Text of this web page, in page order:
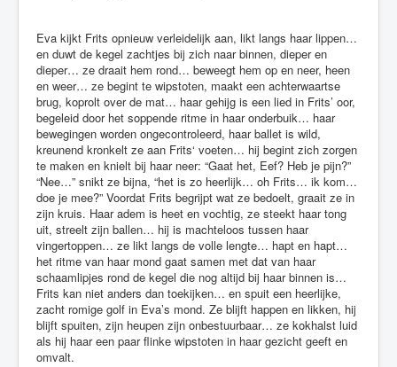
Eva kijkt Frits opnieuw verleidelijk aan, likt langs haar lippen…
en duwt de kegel zachtjes bij zich naar binnen, dieper en
dieper… ze draait hem rond… beweegt hem op en neer, heen
en weer… ze begint te wipstoten, maakt een achterwaartse
brug, koprolt over de mat… haar gehijg is een lied in Frits’ oor,
begeleid door het soppende ritme in haar onderbuik… haar
bewegingen worden ongecontroleerd, haar ballet is wild,
kreunend kronkelt ze aan Frits‘ voeten… hij begint zich zorgen
te maken en knielt bij haar neer: “Gaat het, Eef? Heb je pijn?”
“Nee…” snikt ze bijna, “het is zo heerlijk… oh Frits… ik kom…
doe je mee?” Voordat Frits begrijpt wat ze bedoelt, graait ze in
zijn kruis. Haar adem is heet en vochtig, ze steekt haar tong
uit, streelt zijn ballen… hij is machteloos tussen haar
vingertoppen… ze likt langs de volle lengte… hapt en hapt…
het ritme van haar mond gaat samen met dat van haar
schaamlipjes rond de kegel die nog altijd bij haar binnen is…
Frits kan niet anders dan toekijken… en spuit een heerlijke,
zacht romige golf in Eva’s mond. Ze blijft happen en likken, hij
blijft spuiten, zijn heupen zijn onbestuurbaar… ze kokhalst luid
als hij haar een paar flinke wipstoten in haar gezicht geeft en
omvalt.